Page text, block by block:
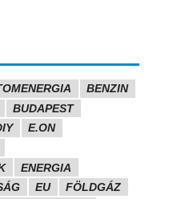
BENZIN
BUDAPEST
E.ON
ENERGIA
EU
FÖLDGÁZ